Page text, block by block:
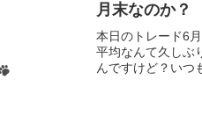
月末なのか？
本日のトレード6
平均なんて久しぶ
んですけど？いつ